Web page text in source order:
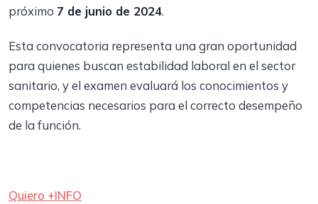
próximo 7 de junio de 2024.
Esta convocatoria representa una gran oportunidad
para quienes buscan estabilidad laboral en el sector
sanitario, y el examen evaluará los conocimientos y
competencias necesarios para el correcto desempeño
de la función.
Quiero +INFO